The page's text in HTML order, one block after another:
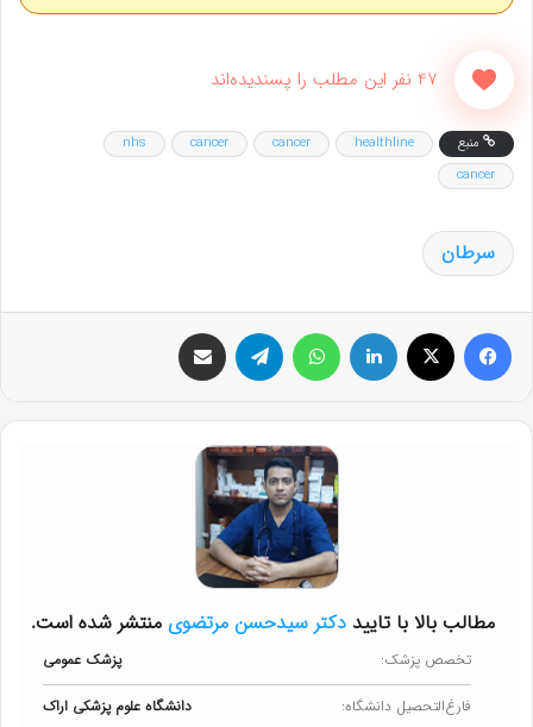
47 نفر این مطلب را پسندیده‌اند
منبع healthline
cancer
cancer
nhs
cancer
سرطان
مطالب بالا با تایید دکتر سیدحسن مرتضوی منتشر شده است.
تخصص پزشک: پزشک عمومی
فارغ‌التحصیل دانشگاه: دانشگاه علوم پزشکی اراک